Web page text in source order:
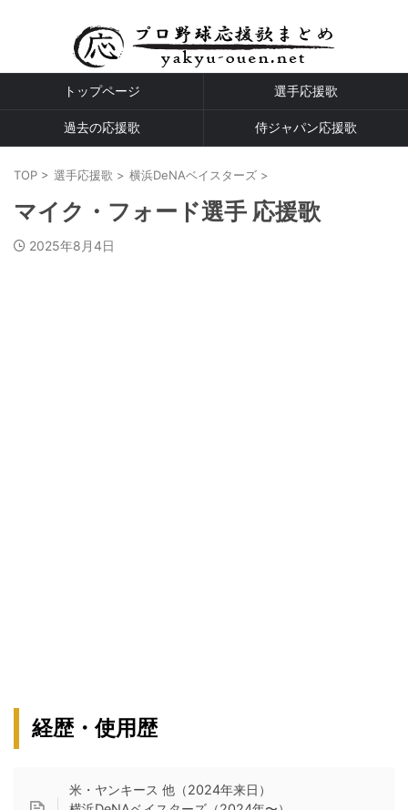
トップページ 選手応援歌
過去の応援歌 侍ジャパン応援歌
TOP > 選手応援歌 > 横浜DeNAベイスターズ >
マイク・フォード選手 応援歌
2025年8月4日
経歴・使用歴
米・ヤンキース 他（2024年来日）